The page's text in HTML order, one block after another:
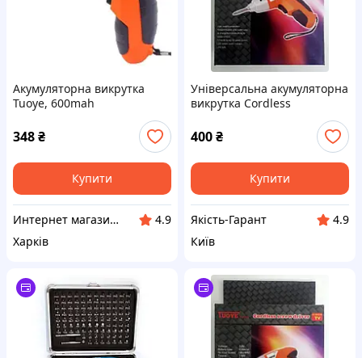
Акумуляторна викрутка
Tuoye, 600mah
348₴
Купити
Интернет магазин baksic с аукро
4.9
Харків
Універсальна акумуляторна
викрутка Cordless
screwdriver TUOYE + Tools
(+4 біти)
400₴
Купити
Якість-Гарант
4.9
Київ